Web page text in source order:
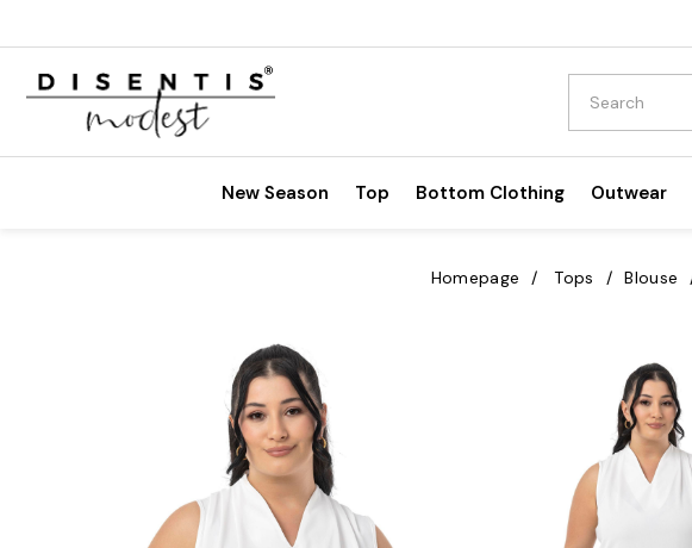
New Season Top Bottom Clothing Outwear
Homepage Tops Blouse